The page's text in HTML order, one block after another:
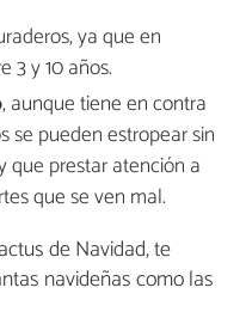
ya que en
3 y 10 años.
, aunque tiene en contra
se pueden estropear sin
que prestar atención a
que se ven mal.
de Navidad, te
navideñas como las